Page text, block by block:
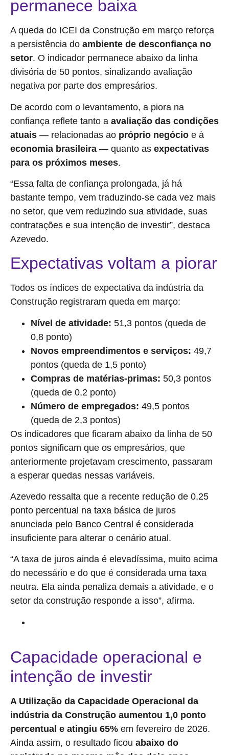
permanece baixa
A queda do ICEI da Construção em março reforça
a persistência do ambiente de desconfiança no
setor. O indicador permanece abaixo da linha
divisória de 50 pontos, sinalizando avaliação
negativa por parte dos empresários.
De acordo com o levantamento, a piora na
confiança reflete tanto a avaliação das condições
atuais — relacionadas ao próprio negócio e à
economia brasileira — quanto as expectativas
para os próximos meses.
“Essa falta de confiança prolongada, já há
bastante tempo, vem traduzindo-se cada vez mais
no setor, que vem reduzindo sua atividade, suas
contratações e sua intenção de investir”, destaca
Azevedo.
Expectativas voltam a piorar
Todos os índices de expectativa da indústria da
Construção registraram queda em março:
Nível de atividade: 51,3 pontos (queda de
0,8 ponto)
Novos empreendimentos e serviços: 49,7
pontos (queda de 1,5 ponto)
Compras de matérias-primas: 50,3 pontos
(queda de 0,2 ponto)
Número de empregados: 49,5 pontos
(queda de 2,3 pontos)
Os indicadores que ficaram abaixo da linha de 50
pontos significam que os empresários, que
anteriormente projetavam crescimento, passaram
a esperar quedas nessas variáveis.
Azevedo ressalta que a recente redução de 0,25
ponto percentual na taxa básica de juros
anunciada pelo Banco Central é considerada
insuficiente para alterar o cenário atual.
“A taxa de juros ainda é elevadíssima, muito acima
do necessário e do que é considerada uma taxa
neutra. Ela ainda penaliza demais a atividade, e o
setor da construção responde a isso”, afirma.
Capacidade operacional e
intenção de investir
A Utilização da Capacidade Operacional da
indústria da Construção aumentou 1,0 ponto
percentual e atingiu 65% em fevereiro de 2026.
Ainda assim, o resultado ficou abaixo do